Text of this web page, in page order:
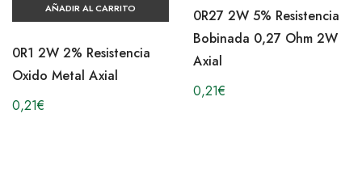
AÑADIR AL CARRITO
0R1 2W 2% Resistencia
Oxido Metal Axial
0,21€
0R27 2W 5% Resistencia
Bobinada 0,27 Ohm 2W
Axial
0,21€